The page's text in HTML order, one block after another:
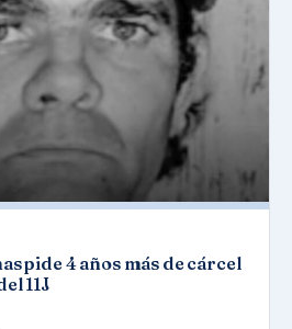
pide 4 años más de cárcel
11J